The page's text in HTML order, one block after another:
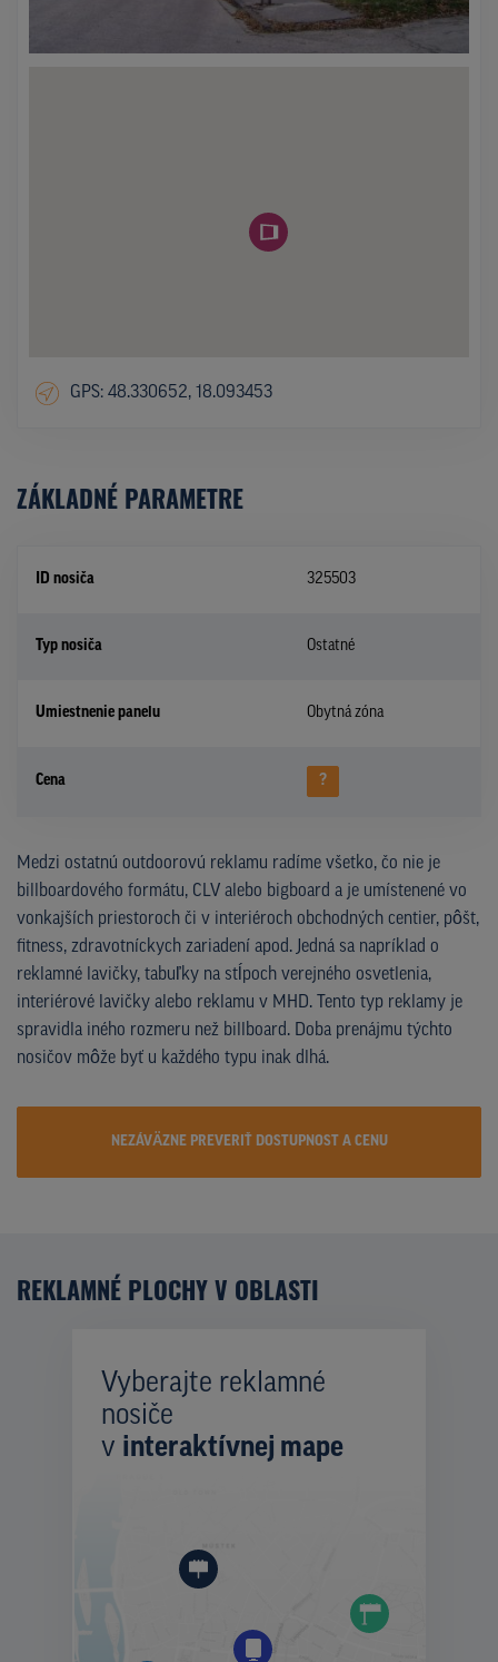
GPS: 48.330652, 18.093453
ZÁKLADNÉ PARAMETRE
ID nosiča 325503
Typ nosiča Ostatné
Umiestnenie panelu Obytná zóna
Cena ?
Medzi ostatnú outdoorovú reklamu radíme všetko, čo nie je
billboardového formátu, CLV alebo bigboard a je umístenené vo
vonkajších priestoroch či v interiéroch obchodných centier, pôšt,
fitness, zdravotníckych zariadení apod. Jedná sa napríklad o
reklamné lavičky, tabuľky na stĺpoch verejného osvetlenia,
interiérové lavičky alebo reklamu v MHD. Tento typ reklamy je
spravidla iného rozmeru než billboard. Doba prenájmu týchto
nosičov môže byť u každého typu inak dlhá.
NEZÁVÄZNE PREVERIŤ DOSTUPNOST A CENU
REKLAMNÉ PLOCHY V OBLASTI
Vyberajte reklamné
nosiče
v interaktívnej mape